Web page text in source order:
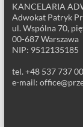
KANCELARIA
Adwokat Patryk
ul. Wspólna 70,
00-687 Warszawa
NIP: 9512135185
tel. +48 537 737
e-mail: